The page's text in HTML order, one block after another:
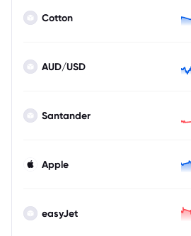
Cotton
AUD/USD
Santander
Apple
easyJet